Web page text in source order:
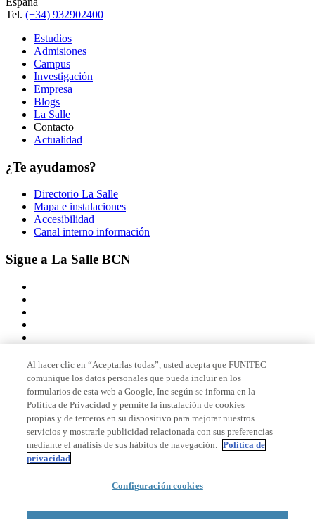
Tel. (+34) 932902400
Estudios
Admisiones
Campus
Investigación
Empresa
Blogs
La Salle
Contacto
Actualidad
¿Te ayudamos?
Directorio La Salle
Mapa e instalaciones
Accesibilidad
Canal interno información
Sigue a La Salle BCN
Miembro de
Acreditaciones
© 2026 La Salle Campus Barcelona - URL |
Al hacer clic en “Aceptarlas todas”, usted acepta que FUNITEC
comunique los datos personales que pueda incluir en los
formularios de esta web a Google, Inc según se informa en la
Política de Privacidad y permite la instalación de cookies
propias y de terceros en su dispositivo para mejorar nuestros
servicios y mostrarle publicidad relacionada con sus preferencias
mediante el análisis de sus hábitos de navegación. Política de
privacidad
Configuración cookies